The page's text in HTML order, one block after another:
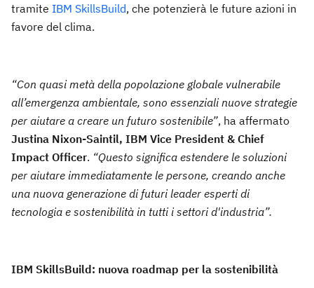
tramite IBM SkillsBuild, che potenzierà le future azioni in
favore del clima.
“Con quasi metà della popolazione globale vulnerabile
all’emergenza ambientale, sono essenziali nuove strategie
per aiutare a creare un futuro sostenibile”, ha affermato
Justina Nixon-Saintil, IBM Vice President & Chief
Impact Officer. “Questo significa estendere le soluzioni
per aiutare immediatamente le persone, creando anche
una nuova generazione di futuri leader esperti di
tecnologia e sostenibilità in tutti i settori d'industria”.
IBM SkillsBuild: nuova roadmap per la sostenibilità